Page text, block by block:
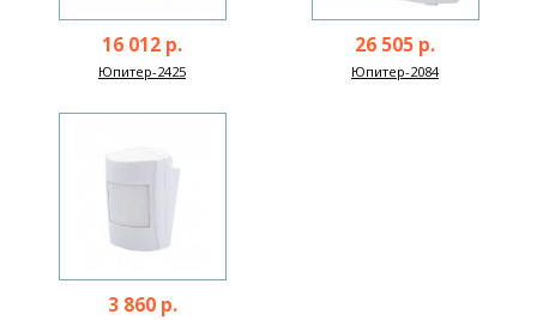
16 012 р.
Юпитер-2425
26 505 р.
Юпитер-2084
3 860 р.